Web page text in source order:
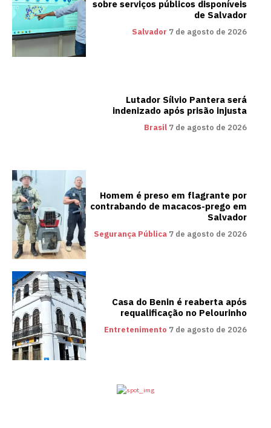
sobre serviços públicos disponíveis
de Salvador
Salvador 7 de agosto de 2026
Lutador Sílvio Pantera será
indenizado após prisão injusta
Brasil 7 de agosto de 2026
Homem é preso em flagrante por
contrabando de macacos-prego em
Salvador
Segurança Pública 7 de agosto de 2026
Casa do Benin é reaberta após
requalificação no Pelourinho
Entretenimento 7 de agosto de 2026